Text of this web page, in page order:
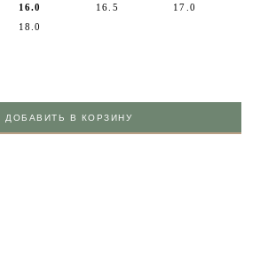
16.0 16.5
17.0
18.0
ДОБАВИТЬ В КОРЗИНУ